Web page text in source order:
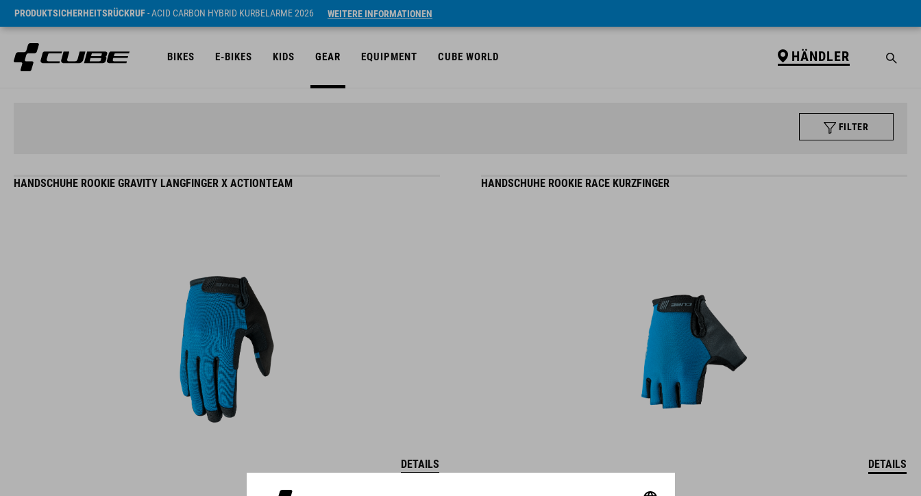
PRODUKTSICHERHEITSRÜCKRUF- ACID CARBON HYBRID KURBELARME 2026 WEITERE INFORMATIONEN
BIKES E-BIKES KIDS GEAR EQUIPMENT CUBE WORLD HÄNDLER
FILTER
HANDSCHUHE ROOKIE GRAVITY LANGFINGER X ACTIONTEAM
DETAILS
HANDSCHUHE ROOKIE RACE KURZFINGER
DETAILS